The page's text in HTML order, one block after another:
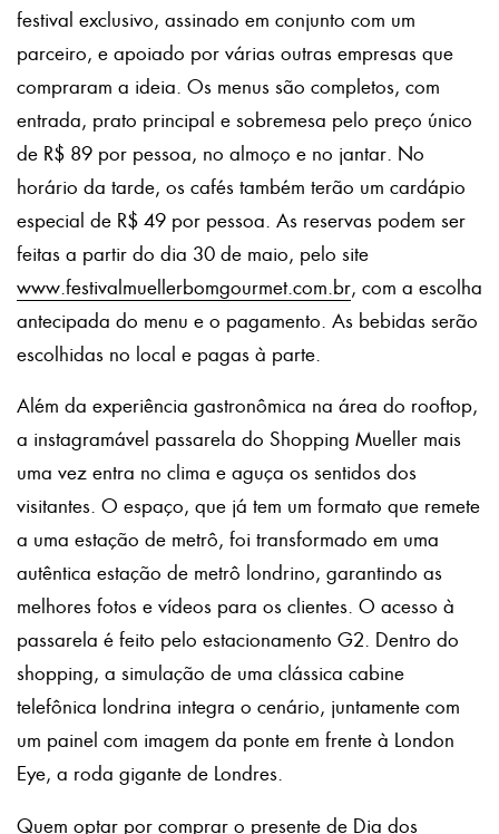
festival exclusivo, assinado em conjunto com um
parceiro, e apoiado por várias outras empresas que
compraram a ideia. Os menus são completos, com
entrada, prato principal e sobremesa pelo preço único
de R$ 89 por pessoa, no almoço e no jantar. No
horário da tarde, os cafés também terão um cardápio
especial de R$ 49 por pessoa. As reservas podem ser
feitas a partir do dia 30 de maio, pelo site
www.festivalmuellerbomgourmet.com.br, com a escolha
antecipada do menu e o pagamento. As bebidas serão
escolhidas no local e pagas à parte.
Além da experiência gastronômica na área do rooftop,
a instagramável passarela do Shopping Mueller mais
uma vez entra no clima e aguça os sentidos dos
visitantes. O espaço, que já tem um formato que remete
a uma estação de metrô, foi transformado em uma
autêntica estação de metrô londrino, garantindo as
melhores fotos e vídeos para os clientes. O acesso à
passarela é feito pelo estacionamento G2. Dentro do
shopping, a simulação de uma clássica cabine
telefônica londrina integra o cenário, juntamente com
um painel com imagem da ponte em frente à London
Eye, a roda gigante de Londres.
Quem optar por comprar o presente de Dia dos